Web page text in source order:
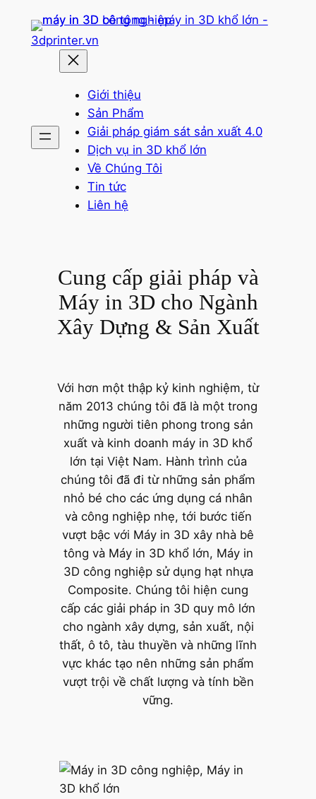
Chuyển
3dprinter.vn
Giới thiệu
Sản Phẩm
Giải pháp giám sát sản xuất 4.0
Dịch vụ in 3D khổ lớn
Về Chúng Tôi
Tin tức
Liên hệ
Cung cấp giải pháp và
Máy in 3D cho Ngành
Xây Dựng & Sản Xuất
Với hơn một thập kỷ kinh nghiệm, từ
năm 2013 chúng tôi đã là một trong
những người tiên phong trong sản
xuất và kinh doanh máy in 3D khổ
lớn tại Việt Nam. Hành trình của
chúng tôi đã đi từ những sản phẩm
nhỏ bé cho các ứng dụng cá nhân
và công nghiệp nhẹ, tới bước tiến
vượt bậc với Máy in 3D xây nhà bê
tông và Máy in 3D khổ lớn, Máy in
3D công nghiệp sử dụng hạt nhựa
Composite. Chúng tôi hiện cung
cấp các giải pháp in 3D quy mô lớn
cho ngành xây dựng, sản xuất, nội
thất, ô tô, tàu thuyền và những lĩnh
vực khác tạo nên những sản phẩm
vượt trội về chất lượng và tính bền
vững.